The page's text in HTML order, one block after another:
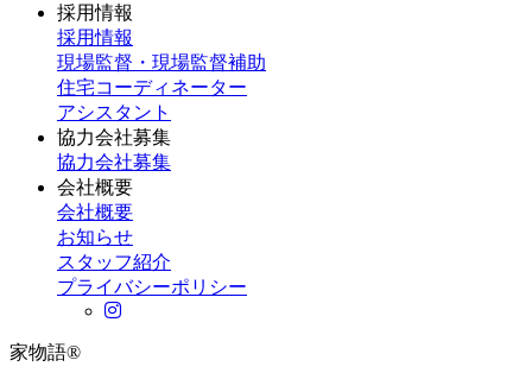
採用情報
採用情報
現場監督・現場監督補助
住宅コーディネーター
アシスタント
協力会社募集
協力会社募集
会社概要
会社概要
お知らせ
スタッフ紹介
プライバシーポリシー
家物語®